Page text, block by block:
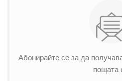
Абонирайте се за да
пощата